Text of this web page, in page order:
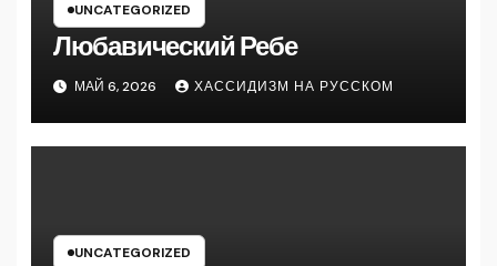
UNCATEGORIZED
Любавический Ребе
МАЙ 6, 2026 ХАССИДИЗМ НА РУССКОМ
UNCATEGORIZED